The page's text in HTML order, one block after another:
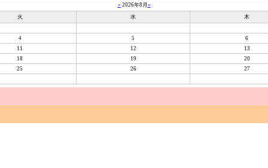
« 2026年8月 »
火 水 木
4 5 6
11 12 13
18 19 20
25 26 27